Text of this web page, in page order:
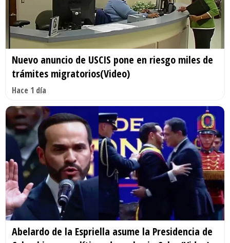
Nuevo anuncio de USCIS pone en riesgo miles de
trámites migratorios(Video)
Hace 1 día
Abelardo de la Espriella asume la Presidencia de